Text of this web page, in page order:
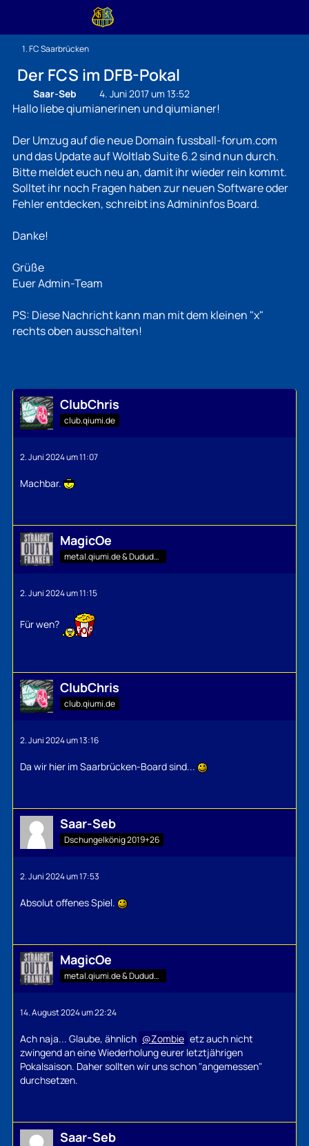
1. FC Saarbrücken
Der FCS im DFB-Pokal
Saar-Seb 4. Juni 2017 um 13:52
Hallo liebe qiumianerinen und qiumianer!
Der Umzug auf die neue Domain fussball-forum.com
und das Update auf Woltlab Suite 6.2 sind nun durch.
Bitte meldet euch neu an, damit ihr wieder rein kommt.
Solltet ihr noch Fragen haben zur neuen Software oder
Fehler entdecken, schreibt ins Admininfos Board.
Danke!
Grüße
Euer Admin-Team
PS: Diese Nachricht kann man mit dem kleinen "x"
rechts oben ausschalten!
ClubChris
club.qiumi.de
2. Juni 2024 um 11:07
Machbar.
MagicOe
metal.qiumi.de & Dududu-Mann
2. Juni 2024 um 11:15
Für wen?
ClubChris
club.qiumi.de
2. Juni 2024 um 13:16
Da wir hier im Saarbrücken-Board sind...
Saar-Seb
Dschungelkönig 2019+26
2. Juni 2024 um 17:53
Absolut offenes Spiel.
MagicOe
metal.qiumi.de & Dududu-Mann
14. August 2024 um 22:24
Ach naja... Glaube, ähnlich Zombie etz auch nicht
zwingend an eine Wiederholung eurer letztjährigen
Pokalsaison. Daher sollten wir uns schon "angemessen"
durchsetzen.
Saar-Seb